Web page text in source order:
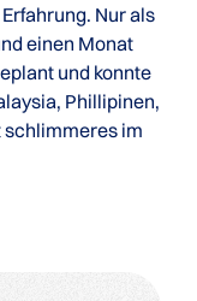
Nur als
einen Monat
und konnte
Phillipinen,
schlimmeres im